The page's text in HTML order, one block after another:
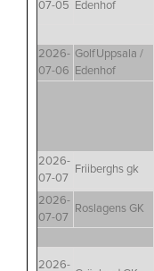
07-05
Edenhof
2026-
07-06
GolfUppsala /
Edenhof
2026-
07-07
Friiberghs gk
2026-
07-07
Roslagens GK
2026-